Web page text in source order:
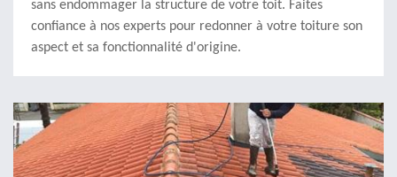
sans endommager la structure de votre toit. Faites
confiance à nos experts pour redonner à votre toiture son
aspect et sa fonctionnalité d'origine.